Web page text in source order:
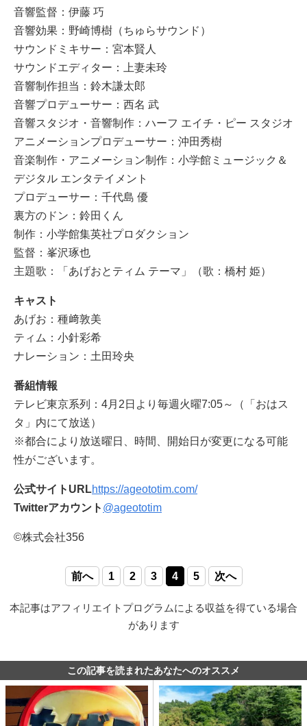
音響監督：伊藤 巧
音響効果：野崎博樹（ちゅらサウンド）
サウンドミキサー：宮本賢人
サウンドエディター：上妻未玲
音響制作担当：鈴木謙太郎
音響プロデューサー：西名 武
音響スタジオ・音響制作：ハーフ エイチ・ピー スタジオ
アニメーションプロデューサー：沖田秀樹
音楽制作・アニメーション制作：小学館ミュージック＆
デジタル エンタテイメント
プロデューサー：千代島 優
裏方のドン：鈴田くん
制作：小学館集英社プロダクション
監督：峯沢琢也
主題歌：「あげおとティム テーマ」（歌：橋村 姫）
キャスト
あげお：種﨑敦美
ティム：小針彩希
ナレーション：土田玲央
番組情報
テレビ東京系列：4月2日より毎週火曜7:05～（「おはス
タ」内にて放送）
※都合により放送曜日、時間、開始日が変更になる可能
性がございます。
公式サイトURLhttps://ageototim.com/
Twitterアカウント @ageototim
©株式会社356
前へ 1 2 3 4 5 次へ
本記事はアフィリエイトプログラムによる収益を得ている場合
があります
この記事を読まれたあなたへのオススメ